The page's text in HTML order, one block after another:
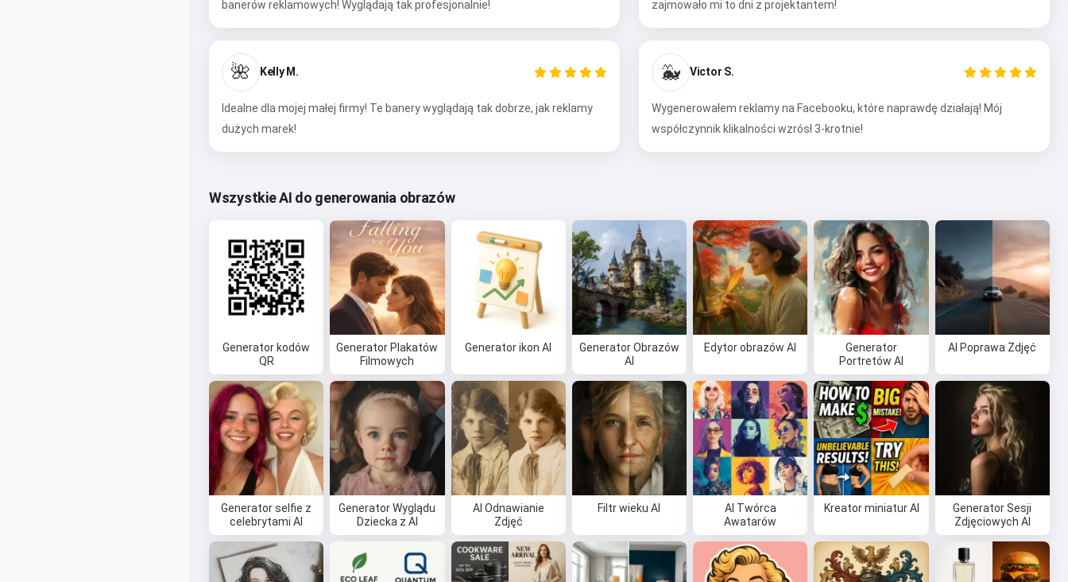
banerów reklamowych! Wyglądają tak profesjonalnie!
zajmowało mi to dni z projektantem!
🌺 Kelly M.
Idealne dla mojej małej firmy! Te banery wyglądają tak dobrze, jak reklamy
dużych marek!
🐳 Victor S.
Wygenerowałem reklamy na Facebooku, które naprawdę działają! Mój
współczynnik klikalności wzrósł 3-krotnie!
Wszystkie AI do generowania obrazów
Generator kodów
QR
Generator Plakatów
Filmowych
Generator ikon AI
Generator Obrazów
AI
Edytor obrazów AI
Generator
Portretów AI
AI Poprawa Zdjęć
Generator selfie z
celebrytami AI
Generator Wyglądu
Dziecka z AI
AI Odnawianie
Zdjęć
Filtr wieku AI
AI Twórca
Awatarów
Kreator miniatur AI
Generator Sesji
Zdjęciowych AI
Cześć 👋
Mogę tworzyć piosenki, pisać
wiersze i gratulacje 🥰